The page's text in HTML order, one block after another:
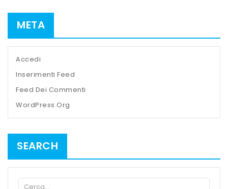
META
Accedi
Inserimenti Feed
Feed Dei Commenti
WordPress.org
SEARCH